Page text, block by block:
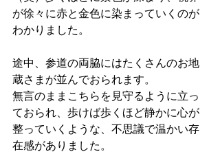
が徐々に赤と金色に染まっていくのが
わかりました。
途中、参道の両脇にはたくさんのお地
蔵さまが並んでおられます。
無言のままこちらを見守るように立っ
ておられ、歩けば歩くほど静かに心が
整っていくような、不思議で温かい存
在感がありました。